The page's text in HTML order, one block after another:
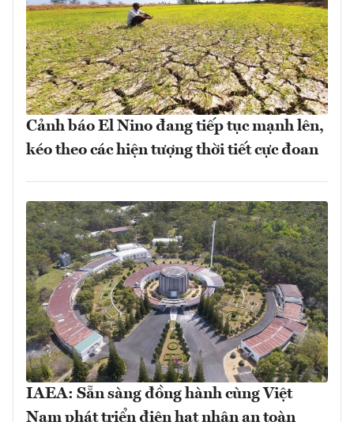
Cảnh báo El Nino đang tiếp tục mạnh lên,
kéo theo các hiện tượng thời tiết cực đoan
IAEA: Sẵn sàng đồng hành cùng Việt
Nam phát triển điện hạt nhân an toàn